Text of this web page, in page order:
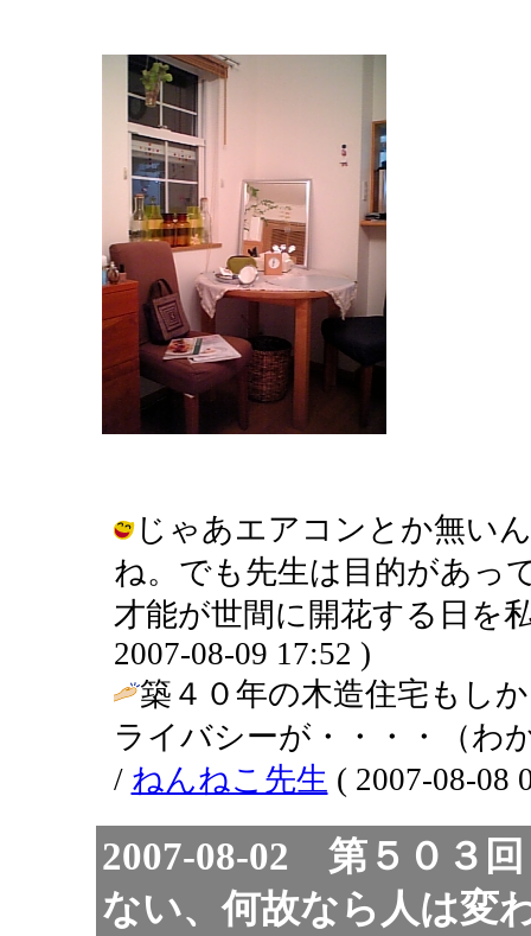
じゃあエアコンとか無い
ね。でも先生は目的があっ
才能が世間に開花する日を
2007-08-09 17:52 )
築４０年の木造住宅もし
ライバシーが・・・・（わ
/ ねんねこ先生 ( 2007-08-08
2007-08-02 第５０３
ない、何故なら人は変